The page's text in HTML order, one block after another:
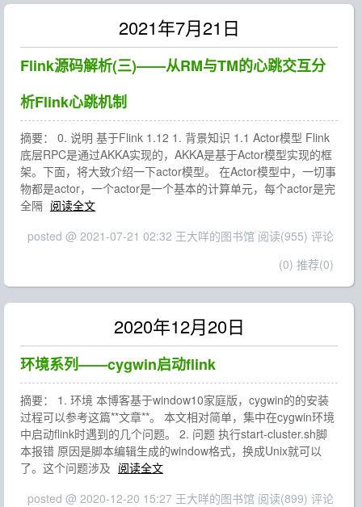
2021年7月21日
Flink源码解析(三)——从RM与TM的心跳交互分
析Flink心跳机制
摘要： 0. 说明 基于Flink 1.12 1. 背景知识 1.1 Actor模型 Flink
底层RPC是通过AKKA实现的，AKKA是基于Actor模型实现的框
架。下面，将大致介绍一下actor模型。 在Actor模型中，一切事
物都是actor，一个actor是一个基本的计算单元，每个actor是完
全隔 阅读全文
posted @ 2021-07-21 02:32 王大咩的图书馆 阅读(955) 评论
(0) 推荐(0)
2020年12月20日
环境系列——cygwin启动flink
摘要： 1. 环境 本博客基于window10家庭版，cygwin的的安装
过程可以参考这篇**文章**。 本文相对简单，集中在cygwin环境
中启动flink时遇到的几个问题。 2. 问题 执行start-cluster.sh脚
本报错 原因是脚本编辑生成的window格式，换成Unix就可以
了。这个问题涉及 阅读全文
posted @ 2020-12-20 15:27 王大咩的图书馆 阅读(899) 评论